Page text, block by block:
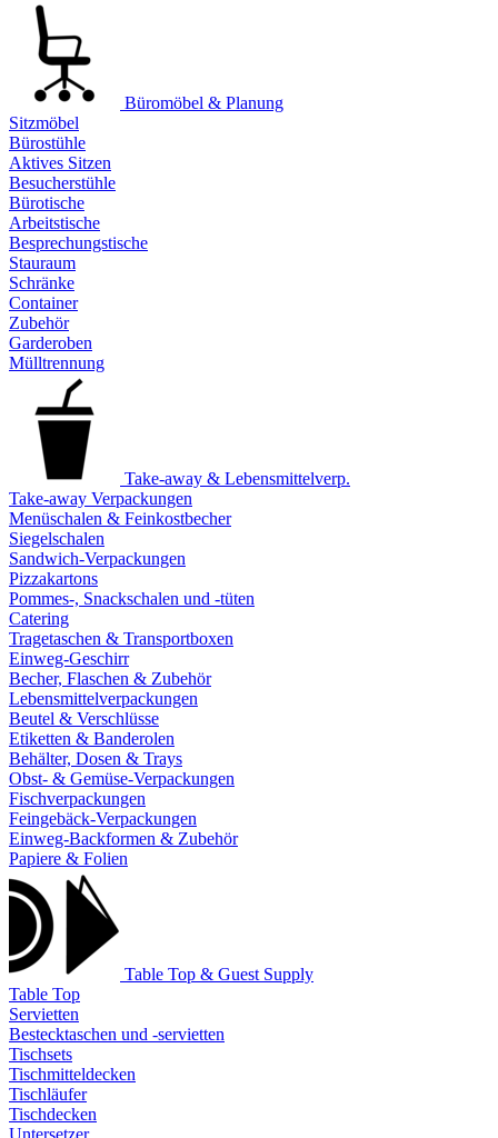
Büromöbel & Planung
Sitzmöbel
Bürostühle
Aktives Sitzen
Besucherstühle
Bürotische
Arbeitstische
Besprechungstische
Stauraum
Schränke
Container
Zubehör
Garderoben
Mülltrennung
Take-away & Lebensmittelverp.
Take-away Verpackungen
Menüschalen & Feinkostbecher
Siegelschalen
Sandwich-Verpackungen
Pizzakartons
Pommes-, Snackschalen und -tüten
Catering
Tragetaschen & Transportboxen
Einweg-Geschirr
Becher, Flaschen & Zubehör
Lebensmittelverpackungen
Beutel & Verschlüsse
Etiketten & Banderolen
Behälter, Dosen & Trays
Obst- & Gemüse-Verpackungen
Fischverpackungen
Feingebäck-Verpackungen
Einweg-Backformen & Zubehör
Papiere & Folien
Table Top & Guest Supply
Table Top
Servietten
Bestecktaschen und -servietten
Tischsets
Tischmitteldecken
Tischläufer
Tischdecken